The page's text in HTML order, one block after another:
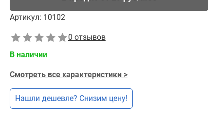
Артикул: 10102
0 отзывов
В наличии
Смотреть все характеристики >
Нашли дешевле? Снизим цену!